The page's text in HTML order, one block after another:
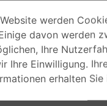
werden
werden
davon werden
Ihre
Ihre Einwilligung.
erhalten